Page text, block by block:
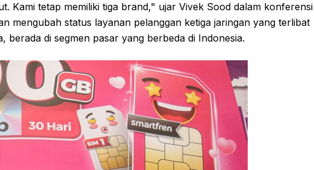
Kami tetap memiliki tiga brand," ujar Vivek Sood dalam konferensi
mengubah status layanan pelanggan ketiga jaringan yang terlibat
di segmen pasar yang berbeda di Indonesia.